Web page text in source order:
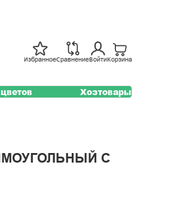
ИзбранноеСравнение Войти Корзина
Хозтовары
С